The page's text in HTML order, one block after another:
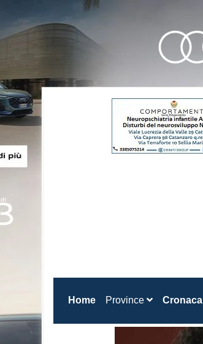
Home(current)
Province Cronaca